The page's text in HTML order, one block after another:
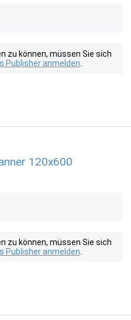
zu können, müssen Sie sich
Publisher anmelden
120x600
zu können, müssen Sie sich
Publisher anmelden